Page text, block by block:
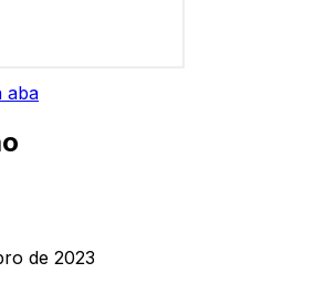
aba
de 2023